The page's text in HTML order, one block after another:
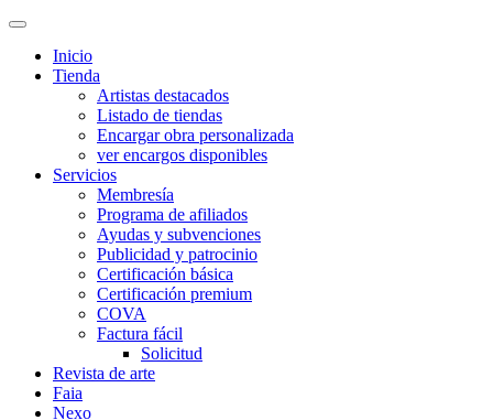
Inicio
Tienda
Artistas destacados
Listado de tiendas
Encargar obra personalizada
ver encargos disponibles
Servicios
Membresía
Programa de afiliados
Ayudas y subvenciones
Publicidad y patrocinio
Certificación básica
Certificación premium
COVA
Factura fácil
Solicitud
Revista de arte
Faia
Nexo